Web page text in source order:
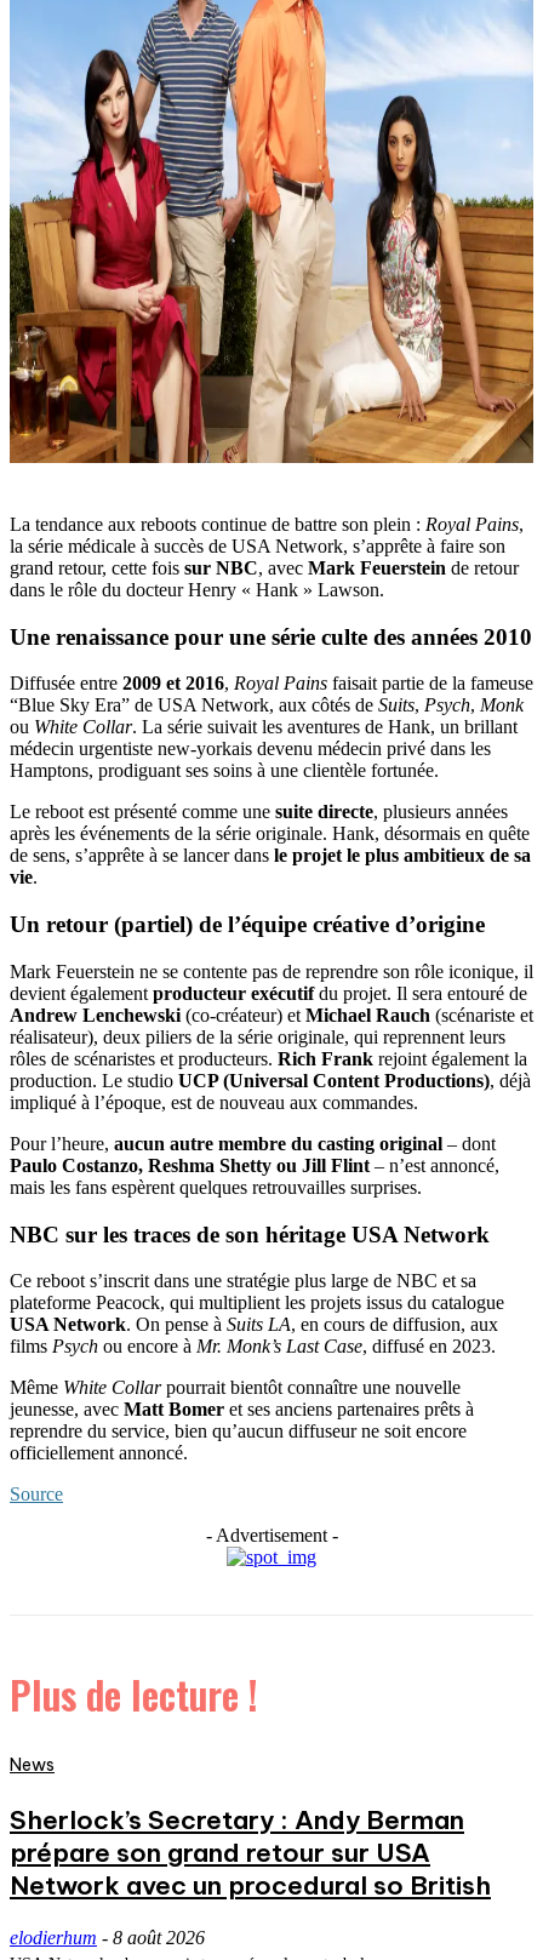
La tendance aux reboots continue de battre son plein : Royal Pains,
la série médicale à succès de USA Network, s’apprête à faire son
grand retour, cette fois sur NBC, avec Mark Feuerstein de retour
dans le rôle du docteur Henry « Hank » Lawson.
Une renaissance pour une série culte des années 2010
Diffusée entre 2009 et 2016, Royal Pains faisait partie de la fameuse
“Blue Sky Era” de USA Network, aux côtés de Suits, Psych, Monk
ou White Collar. La série suivait les aventures de Hank, un brillant
médecin urgentiste new-yorkais devenu médecin privé dans les
Hamptons, prodiguant ses soins à une clientèle fortunée.
Le reboot est présenté comme une suite directe, plusieurs années
après les événements de la série originale. Hank, désormais en quête
de sens, s’apprête à se lancer dans le projet le plus ambitieux de sa
vie.
Un retour (partiel) de l’équipe créative d’origine
Mark Feuerstein ne se contente pas de reprendre son rôle iconique, il
devient également producteur exécutifdu projet. Il sera entouré de
Andrew Lenchewski (co-créateur) et Michael Rauch (scénariste et
réalisateur), deux piliers de la série originale, qui reprennent leurs
rôles de scénaristes et producteurs. Rich Frank rejoint également la
production. Le studio UCP (Universal Content Productions), déjà
impliqué à l’époque, est de nouveau aux commandes.
Pour l’heure, aucun autre membre du casting original – dont
Paulo Costanzo, Reshma Shetty ou Jill Flint – n’est annoncé,
mais les fans espèrent quelques retrouvailles surprises.
NBC sur les traces de son héritage USA Network
Ce reboot s’inscrit dans une stratégie plus large de NBC et sa
plateforme Peacock, qui multiplient les projets issus du catalogue
USA Network. On pense à Suits LA, en cours de diffusion, aux
films Psych ou encore à Mr. Monk’s Last Case, diffusé en 2023.
Même White Collarpourrait bientôt connaître une nouvelle
jeunesse, avec Matt Bomer et ses anciens partenaires prêts à
reprendre du service, bien qu’aucun diffuseur ne soit encore
officiellement annoncé.
Source
- Advertisement -
Plus de lecture !
News
Sherlock’s Secretary : Andy Berman
prépare son grand retour sur USA
Network avec un procedural so British
elodierhum - 8 août 2026